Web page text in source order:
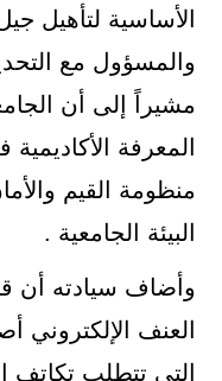
الأساسية لتأهيل
والمسؤول مع
مشيراً إلى أن
المعرفة
منظومة القيم
البيئة الجامعية .
وأضاف سيادته أن
العنف الإلكتروني
التي تتطلب تكاتف